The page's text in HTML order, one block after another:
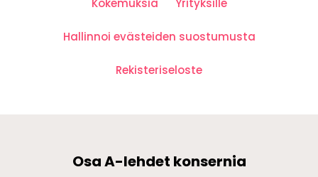
Kokemuksia Yrityksille
Hallinnoi evästeiden suostumusta
Rekisteriseloste
Osa A-lehdet konsernia